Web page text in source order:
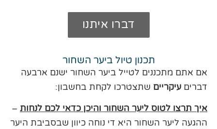
דברו איתנו
תכנון טיול ביער השחור
אם אתם מתכננים לטייל ביער השחור ישנם ארבעה
דברים עיקריים שתצטרכו לקחת בחשבון:
איך תרצו לטוס ליער השחור והיכן כדאי לכם לנחות –
ההגעה ליער השחור היא די נוחה כיוון שבסביבת היער